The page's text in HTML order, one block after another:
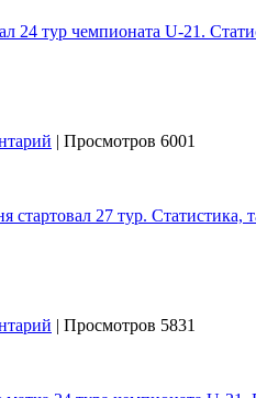
24 тур чемпионата U-21.
| Просмотров 6001
стартовал 27 тур. Статистика,
| Просмотров 5831